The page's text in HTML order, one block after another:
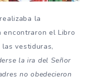
la
encontraron el Libro
la ira del Señor
no obedecieron